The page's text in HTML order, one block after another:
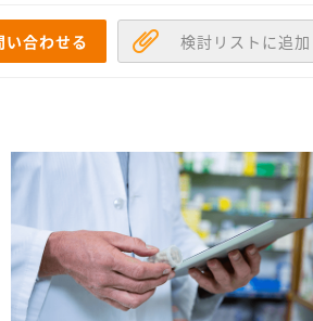
い合わせる 検討リストに追加